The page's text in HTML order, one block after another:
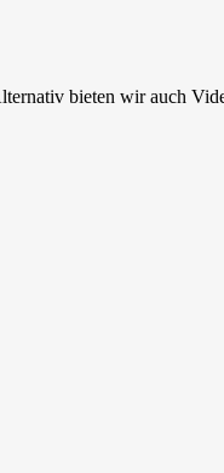
bieten wir auch